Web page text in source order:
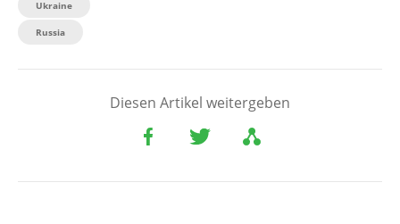
Ukraine
Russia
Diesen Artikel weitergeben